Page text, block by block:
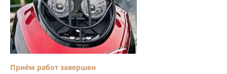
Приём работ завершен